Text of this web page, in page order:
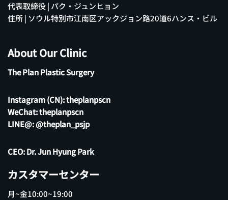
代表取締役 | パク・ジュンヒョン
住所 | ソウル特別市江南区アックジョン路20道6ハンス・ビル
About Our Clinic
The Plan Plastic Surgery
Instagram (CN):theplanpscn
WeChat: theplanpscn
LINE@:@theplan_psjp
CEO: Dr. Jun Hyung Park
カスタマーセンター
月~金10:00~19:00